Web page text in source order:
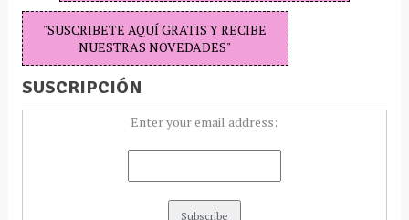
"SUSCRIBETE AQUÍ GRATIS Y RECIBE
NUESTRAS NOVEDADES"
SUSCRIPCIÓN
Enter your email address: